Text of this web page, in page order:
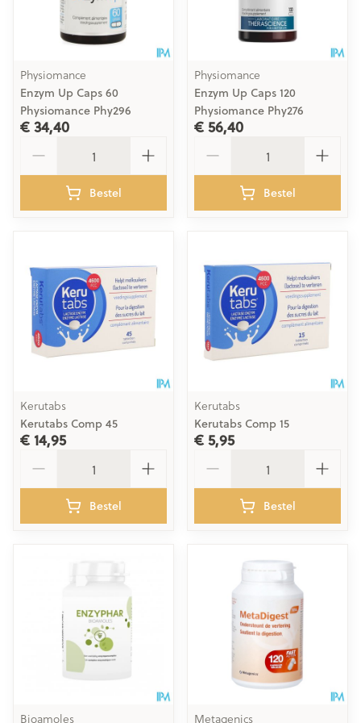
Physiomance
Enzym Up Caps 60
Physiomance Phy296
€ 34,40
Bestel
Physiomance
Enzym Up Caps 120
Physiomance Phy276
€ 56,40
Bestel
Kerutabs
Kerutabs Comp 45
€ 14,95
Bestel
Kerutabs
Kerutabs Comp 15
€ 5,95
Bestel
Bioamoles Metagenics